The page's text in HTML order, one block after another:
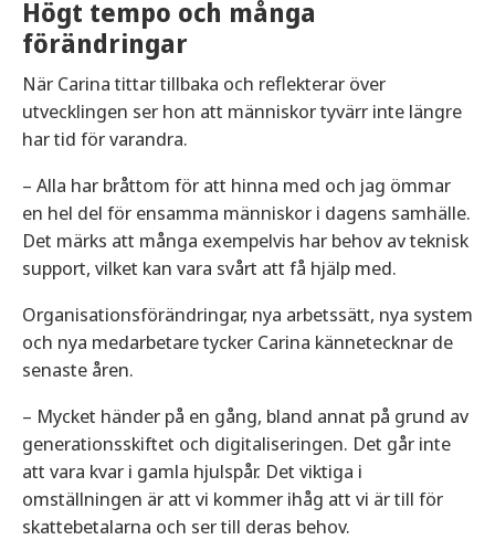
Högt tempo och många
förändringar
När Carina tittar tillbaka och reflekterar över
utvecklingen ser hon att människor tyvärr inte längre
har tid för varandra.
– Alla har bråttom för att hinna med och jag ömmar
en hel del för ensamma människor i dagens samhälle.
Det märks att många exempelvis har behov av teknisk
support, vilket kan vara svårt att få hjälp med.
Organisationsförändringar, nya arbetssätt, nya system
och nya medarbetare tycker Carina kännetecknar de
senaste åren.
– Mycket händer på en gång, bland annat på grund av
generationsskiftet och digitaliseringen. Det går inte
att vara kvar i gamla hjulspår. Det viktiga i
omställningen är att vi kommer ihåg att vi är till för
skattebetalarna och ser till deras behov.